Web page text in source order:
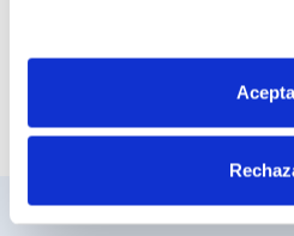
Si lo permite, también
Identificar su